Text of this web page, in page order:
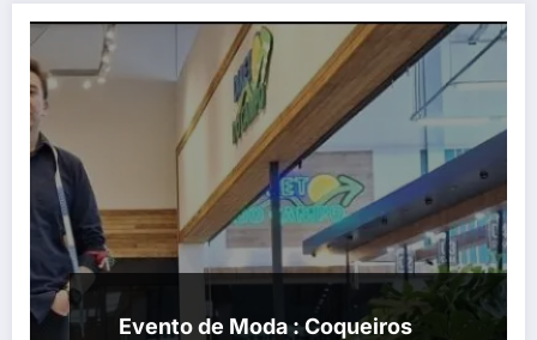
Evento de Moda : Coqueiros